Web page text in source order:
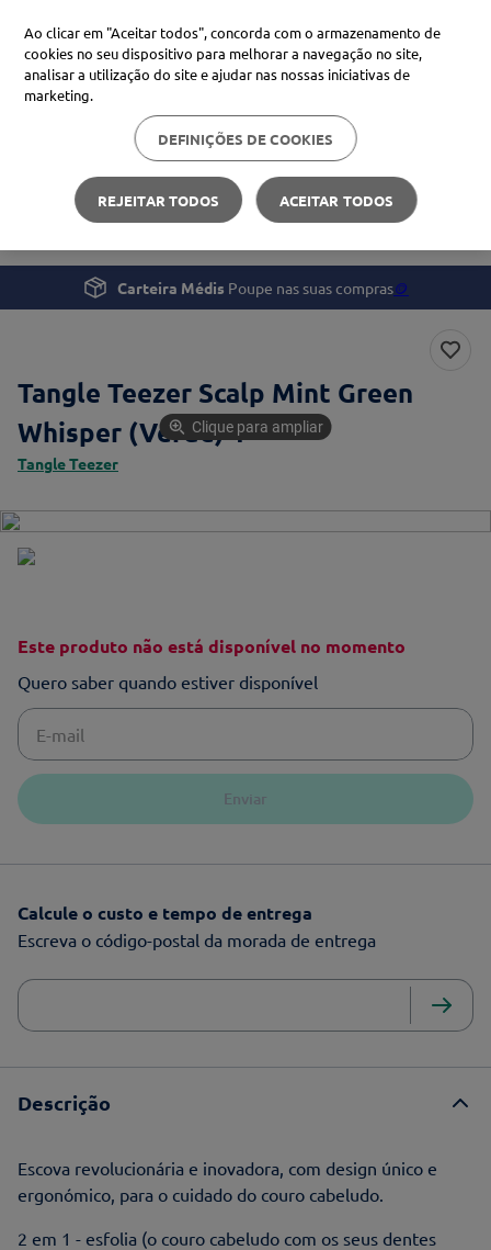
Procure no Marketplace Médis
Pesquisas mais comuns
xiaomi
uriage
4º svr
Beleza e Cuidado pessoal
Tangle Teezer Scalp Mint Green Whisper (Verde)
Carteira Médis Poupe nas suas compras🪙
Tangle Teezer Scalp Mint Green
Whisper (Verde) 1
Tangle Teezer
Clique para ampliar
Este produto não está disponível no momento
Quero saber quando estiver disponível
Enviar
Calcule o custo e tempo de entrega
Escreva o código-postal da morada de entrega
Descrição
Escova revolucionária e inovadora, com design único e
ergonómico, para o cuidado do couro cabeludo.
2 em 1 - esfolia (o couro cabeludo com os seus dentes
Ao clicar em "Aceitar todos", concorda com o armazenamento de
cookies no seu dispositivo para melhorar a navegação no site,
analisar a utilização do site e ajudar nas nossas iniciativas de
marketing.
DEFINIÇÕES DE COOKIES
REJEITAR TODOS ACEITAR TODOS